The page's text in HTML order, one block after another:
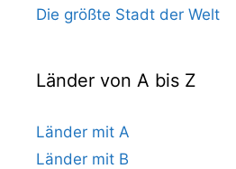
Die größte Stadt der Welt
Länder von A bis Z
Länder mit A
Länder mit B